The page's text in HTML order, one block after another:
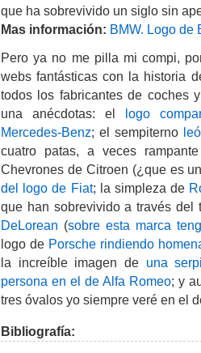
que ha sobrevivido un siglo sin
Mas información: BMW. Logo de
Pero ya no me pilla mi compi,
webs fantásticas con la historia
todos los fabricantes de coches
una anécdotas: el
logo
Mercedes-Benz; el sempiterno
cuatro patas, a veces
Chevrones de Citroen (¿que es
del logo de Fiat; la simpleza de
que han sobrevivido a través del
DeLorean (sobre esta marca
logo de Porsche rindiendo
la increíble imagen de una
persona en el de Alfa Romeo; y
tres óvalos yo siempre veré en el
Bibliografía: